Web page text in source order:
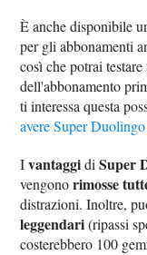
È anche disponibile
per gli abbonamenti
così che potrai
dell'abbonamento
ti interessa questa
avere Super
IvantaggidiSuper
vengonorimosse
distrazioni. Inoltre,
leggendari(ripassi
costerebbero 100